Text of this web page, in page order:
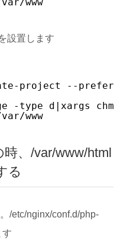
設置します
project --
-type d|xargs chmod
www
、/var/www/html
る
/etc/nginx/conf.d/php-
す